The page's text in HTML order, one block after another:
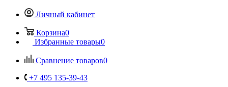
Личный кабинет
Корзина0
Избранные товары0
Сравнение товаров0
+7 495 135-39-43